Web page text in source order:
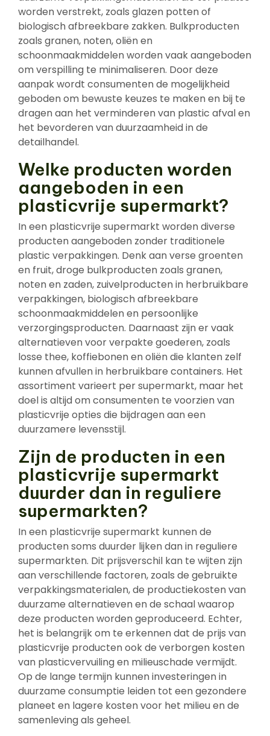
worden verstrekt, zoals glazen potten of
biologisch afbreekbare zakken. Bulkproducten
zoals granen, noten, oliën en
schoonmaakmiddelen worden vaak aangeboden
om verspilling te minimaliseren. Door deze
aanpak wordt consumenten de mogelijkheid
geboden om bewuste keuzes te maken en bij te
dragen aan het verminderen van plastic afval en
het bevorderen van duurzaamheid in de
detailhandel.
Welke producten worden
aangeboden in een
plasticvrije supermarkt?
In een plasticvrije supermarkt worden diverse
producten aangeboden zonder traditionele
plastic verpakkingen. Denk aan verse groenten
en fruit, droge bulkproducten zoals granen,
noten en zaden, zuivelproducten in herbruikbare
verpakkingen, biologisch afbreekbare
schoonmaakmiddelen en persoonlijke
verzorgingsproducten. Daarnaast zijn er vaak
alternatieven voor verpakte goederen, zoals
losse thee, koffiebonen en oliën die klanten zelf
kunnen afvullen in herbruikbare containers. Het
assortiment varieert per supermarkt, maar het
doel is altijd om consumenten te voorzien van
plasticvrije opties die bijdragen aan een
duurzamere levensstijl.
Zijn de producten in een
plasticvrije supermarkt
duurder dan in reguliere
supermarkten?
In een plasticvrije supermarkt kunnen de
producten soms duurder lijken dan in reguliere
supermarkten. Dit prijsverschil kan te wijten zijn
aan verschillende factoren, zoals de gebruikte
verpakkingsmaterialen, de productiekosten van
duurzame alternatieven en de schaal waarop
deze producten worden geproduceerd. Echter,
het is belangrijk om te erkennen dat de prijs van
plasticvrije producten ook de verborgen kosten
van plasticvervuiling en milieuschade vermijdt.
Op de lange termijn kunnen investeringen in
duurzame consumptie leiden tot een gezondere
planeet en lagere kosten voor het milieu en de
samenleving als geheel.